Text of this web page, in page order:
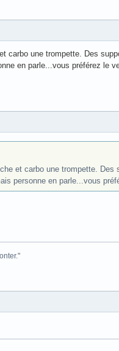
une trompette. Des
en parle...vous préférez le
et carbo une trompette.
personne en parle...vous